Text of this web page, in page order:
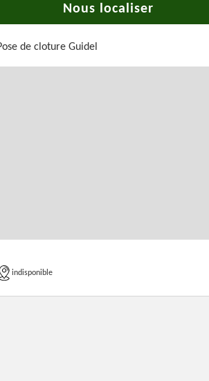
Nous localiser
de cloture Guidel
indisponible